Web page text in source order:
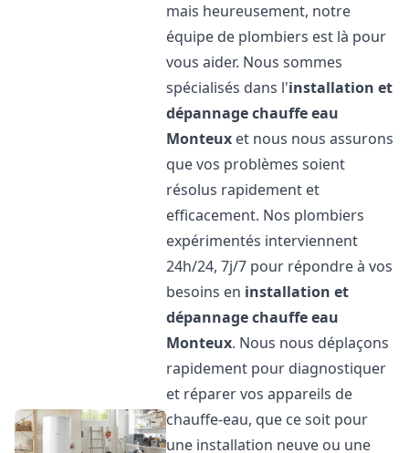
mais heureusement, notre
équipe de plombiers est là pour
vous aider. Nous sommes
spécialisés dans l'installation et
dépannage chauffe eau
Monteux et nous nous assurons
que vos problèmes soient
résolus rapidement et
efficacement. Nos plombiers
expérimentés interviennent
24h/24, 7j/7 pour répondre à vos
besoins en installation et
dépannage chauffe eau
Monteux. Nous nous déplaçons
rapidement pour diagnostiquer
et réparer vos appareils de
chauffe-eau, que ce soit pour
une installation neuve ou une